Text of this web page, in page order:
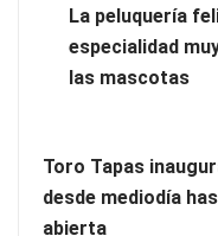
Eagle Waterproofing
La peluquería
especialidad
las mascotas
Toro Tapas
desde mediodía
abierta